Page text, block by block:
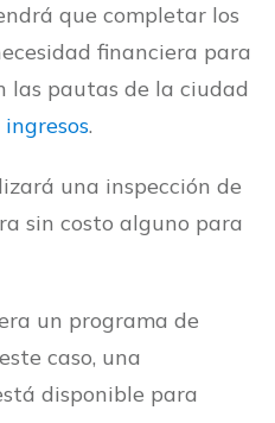
que completar los
financiera para
las pautas de la ciudad
ingresos.
una inspección de
sin costo alguno para
un programa de
caso, una
disponible para